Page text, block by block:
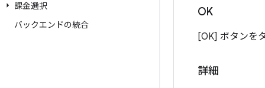
課金選択
バックエンドの統合
OK
[OK] ボタンを
詳細